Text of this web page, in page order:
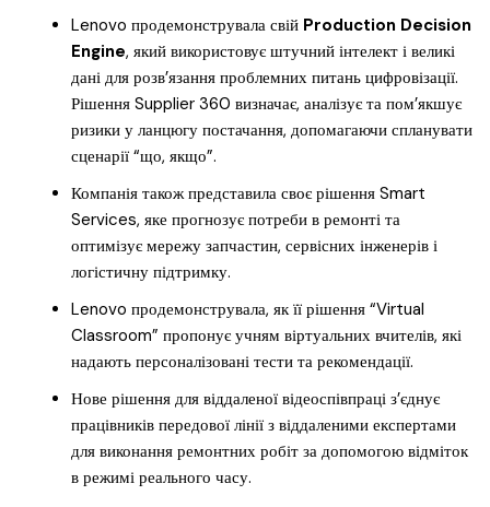
Lenovo продемонструвала свій Production Decision
Engine, який використовує штучний інтелект і великі
дані для розв’язання проблемних питань цифровізації.
Рішення Supplier 360 визначає, аналізує та пом’якшує
ризики у ланцюгу постачання, допомагаючи спланувати
сценарії “що, якщо”.
Компанія також представила своє рішення Smart
Services, яке прогнозує потреби в ремонті та
оптимізує мережу запчастин, сервісних інженерів і
логістичну підтримку.
Lenovo продемонструвала, як її рішення “Virtual
Classroom” пропонує учням віртуальних вчителів, які
надають персоналізовані тести та рекомендації.
Нове рішення для віддаленої відеоспівпраці з’єднує
працівників передової лінії з віддаленими експертами
для виконання ремонтних робіт за допомогою відміток
в режимі реального часу.